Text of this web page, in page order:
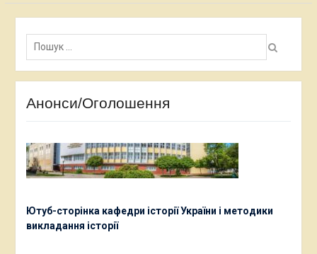
Пошук:
Анонси/Оголошення
Ютуб-сторінка кафедри історії України і методики
викладання історії